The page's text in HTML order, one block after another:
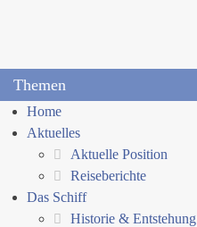
Themen
Home
Aktuelles
Aktuelle Position
Reiseberichte
Das Schiff
Historie & Entstehung